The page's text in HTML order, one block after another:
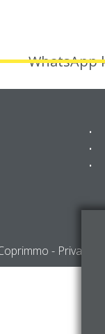
WhatsApp
- Privacy